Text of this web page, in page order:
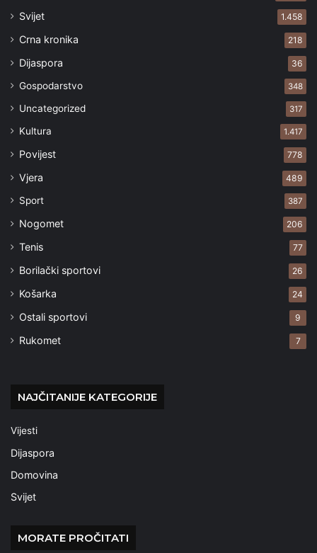
Svijet 1.458
Crna kronika 218
Dijaspora 36
Gospodarstvo 348
Uncategorized 317
Kultura 1.417
Povijest 778
Vjera 489
Sport 387
Nogomet 206
Tenis 77
Borilački sportovi 26
Košarka 24
Ostali sportovi 9
Rukomet 7
NAJČITANIJE KATEGORIJE
Vijesti
Dijaspora
Domovina
Svijet
MORATE PROČITATI